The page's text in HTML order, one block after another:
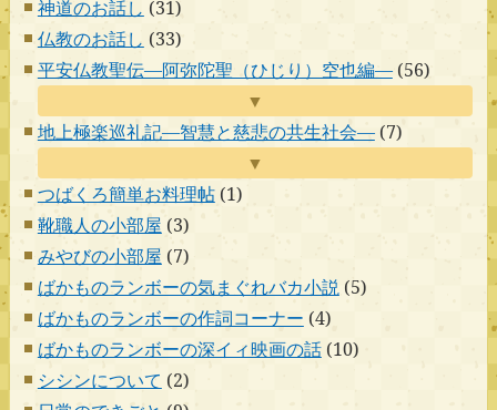
神道のお話し (31)
仏教のお話し (33)
平安仏教聖伝―阿弥陀聖（ひじり）空也編―(56)
▼
地上極楽巡礼記―智慧と慈悲の共生社会―(7)
▼
つばくろ簡単お料理帖(1)
靴職人の小部屋 (3)
みやびの小部屋 (7)
ばかものランボーの気まぐれバカ小説(5)
ばかものランボーの作詞コーナー (4)
ばかものランボーの深イィ映画の話(10)
シシンについて (2)